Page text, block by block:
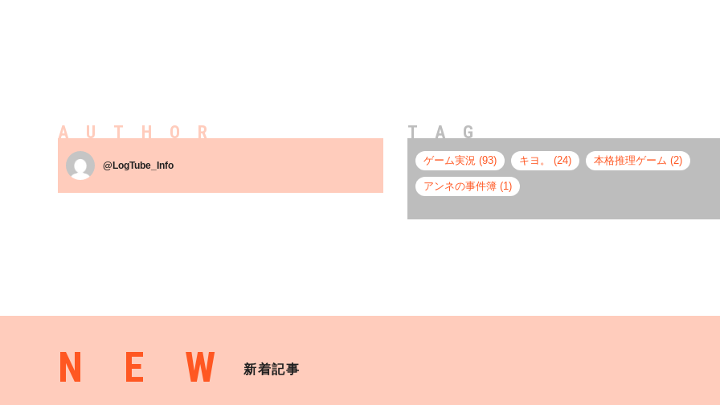
AUTHOR
@LogTube_Info
TAG
ゲーム実況 (93) キヨ。 (24) 本格推理ゲーム (2)
アンネの事件簿 (1)
NEW新着記事